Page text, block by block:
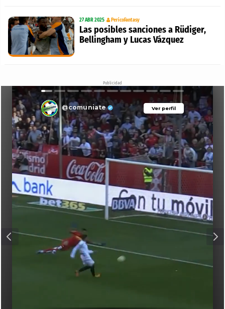
27 ABR 2025 PericoFantasy
Las posibles sanciones a Rüdiger,
Bellingham y Lucas Vázquez
Publicidad
Ver perfil
@comuniate Ver perfil